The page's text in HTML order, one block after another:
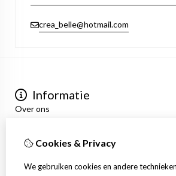
crea_belle@hotmail.com
Informatie
Over ons
Algemene voorwaarden
Mijn account
Inloggen
Cookies & Privacy
We gebruiken cookies en andere